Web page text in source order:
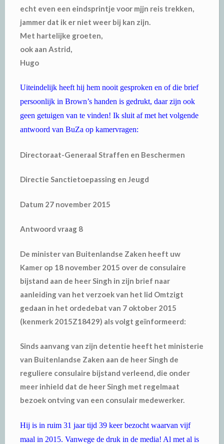
echt even een eindsprintje voor mjjn reis trekken,
jammer dat ik er niet weer bij kan zijn.
Met hartelijke groeten,
ook aan Astrid,
Hugo
Uiteindelijk heeft hij hem nooit gesproken en of die brief
persoonlijk in Brown’s handen is gedrukt, daar zijn ook
geen getuigen van te vinden! Ik sluit af met het volgende
antwoord van BuZa op kamervragen:
Directoraat-Generaal Straffen en Beschermen
Directie Sanctietoepassing en Jeugd
Datum 27 november 2015
Antwoord vraag 8
De minister van Buitenlandse Zaken heeft uw
Kamer op 18 november 2015 over de consulaire
bijstand aan de heer Singh in zijn brief naar
aanleiding van het verzoek van het lid Omtzigt
gedaan in het ordedebat van 7 oktober 2015
(kenmerk 2015Z18429) als volgt geïnformeerd:
Sinds aanvang van zijn detentie heeft het ministerie
van Buitenlandse Zaken aan de heer Singh de
reguliere consulaire bijstand verleend, die onder
meer inhield dat de heer Singh met regelmaat
bezoek ontving van een consulair medewerker.
Hij is in ruim 31 jaar tijd 39 keer bezocht waarvan vijf
maal in 2015. Vanwege de druk in de media! Al met al is